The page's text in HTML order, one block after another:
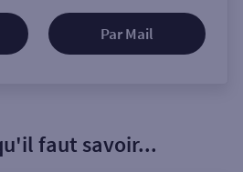
Par Mail
faut savoir...